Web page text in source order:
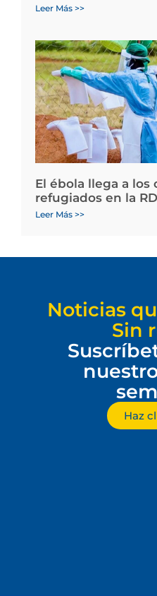
Leer Más >>
El ébola llega a
refugiados en la
Leer Más >>
Noticias
Sin
Haz